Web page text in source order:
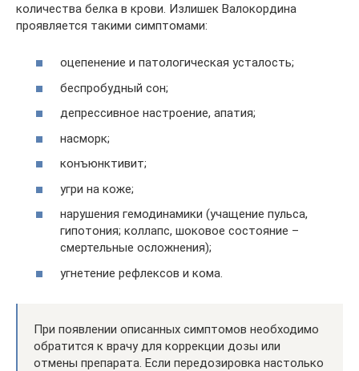
количества белка в крови. Излишек Валокордина
проявляется такими симптомами:
оцепенение и патологическая усталость;
беспробудный сон;
депрессивное настроение, апатия;
насморк;
конъюнктивит;
угри на коже;
нарушения гемодинамики (учащение пульса,
гипотония; коллапс, шоковое состояние –
смертельные осложнения);
угнетение рефлексов и кома.
При появлении описанных симптомов необходимо
обратится к врачу для коррекции дозы или
отмены препарата. Если передозировка настолько